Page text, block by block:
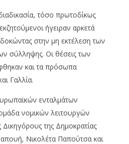
τόσο πρωτοδίκως
ήγειραν αρκετά
στην μη εκτέλεση των
σύλληψης. Οι θέσεις των
και τα πρόσωπα
Γαλλία.
ενταλμάτων
νομικών λειτουργών
της Δημοκρατίας
Νικολέτα Παπούτσα και